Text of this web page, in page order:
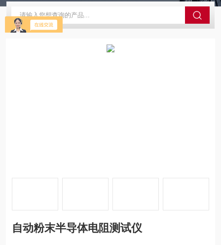
自动粉末半导体电阻测试仪